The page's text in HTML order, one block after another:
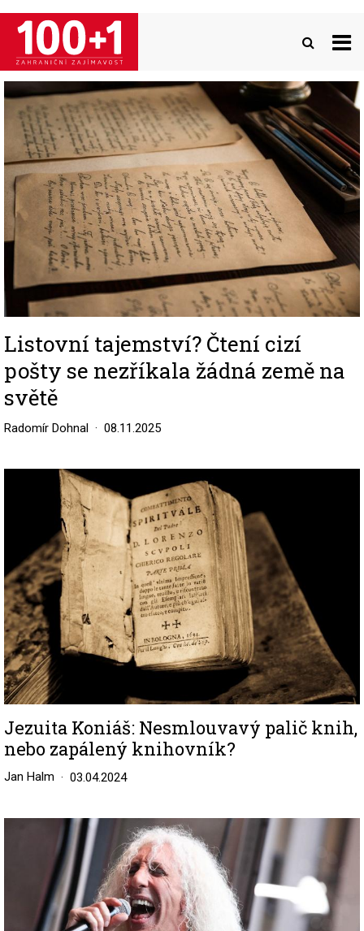
Přejít
hlavnímu
obsahu
Image
Listovní tajemství? Čtení cizí
pošty se nezříkala žádná země na
světě
Radomír Dohnal 08.11.2025
Jezuita Koniáš: Nesmlouvavý palič knih,
nebo zapálený knihovník?
Jan Halm 03.04.2024